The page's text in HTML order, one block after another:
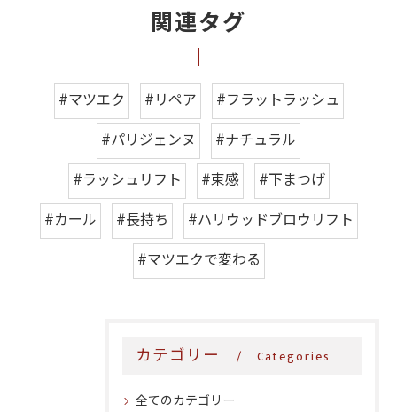
関連タグ
#マツエク #リペア
#フラットラッシュ
#パリジェンヌ
#ナチュラル
#ラッシュリフト
#束感
#下まつげ
#カール
#長持ち
#ハリウッドブロウリフト
#マツエクで変わる
カテゴリー Categories
全てのカテゴリー